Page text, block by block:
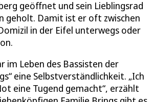
geöffnet und sein Lieblingsrad
geholt. Damit ist er oft zwischen
in der Eifel unterwegs oder
im Leben des Bassisten der
eine Selbstverständlichkeit. „Ich
eine Tugend gemacht“, erzählt